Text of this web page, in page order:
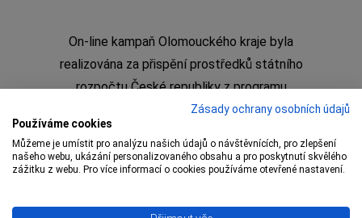
On-line kampaň Olomouckého kraje byla
realizována za přispění prostředků státního
rozpočtu České republiky z programu
Ministerstva pro místní rozvoj
Copyright © 2009 – 1 Olomoucký kraj,Centrála
Zásady ochrany osobních údajů
Používáme cookies
Můžeme je umístit pro analýzu našich údajů o návštěvnících, pro zlepšení
našeho webu, ukázání personalizovaného obsahu a pro poskytnutí skvělého
zážitku z webu. Pro více informací o cookies používáme otevřené nastavení.